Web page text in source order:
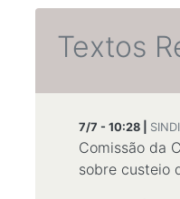
Textos
7/7 - 10:28 |
Comissão da
sobre custeio